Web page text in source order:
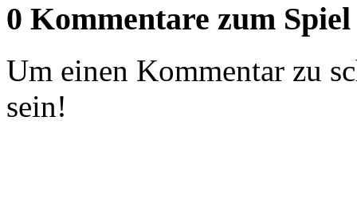
0 Kommentare zum Spiel
Um einen Kommentar zu
sein!